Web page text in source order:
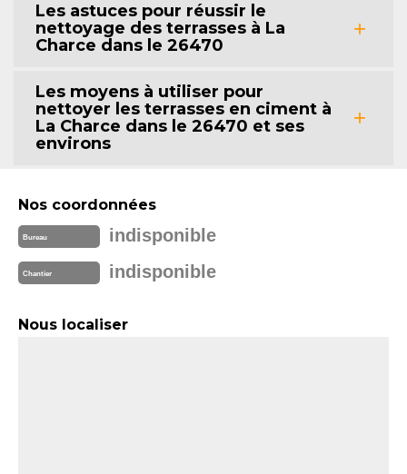
Les astuces pour réussir le
nettoyage des terrasses à La
Charce dans le 26470
Les moyens à utiliser pour
nettoyer les terrasses en ciment à
La Charce dans le 26470 et ses
environs
Nos coordonnées
Bureau indisponible
Chantier indisponible
Nous localiser